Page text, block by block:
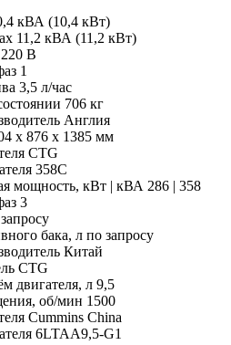
кВА (10,4 кВт)
11,2 кВА (11,2 кВт)
220 В
1
3,5 л/час
706 кг
Англия
x 876 x 1385 мм
CTG
358C
мощность, кВт | кВА 286 | 358
3
бака, л по запросу
Китай
CTG
двигателя, л 9,5
об/мин 1500
Cummins China
6LTAA9,5-G1